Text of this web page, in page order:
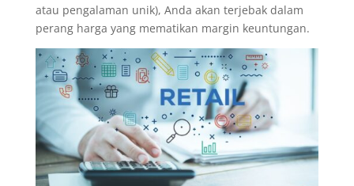
atau pengalaman unik), Anda akan terjebak dalam
perang harga yang mematikan margin keuntungan.